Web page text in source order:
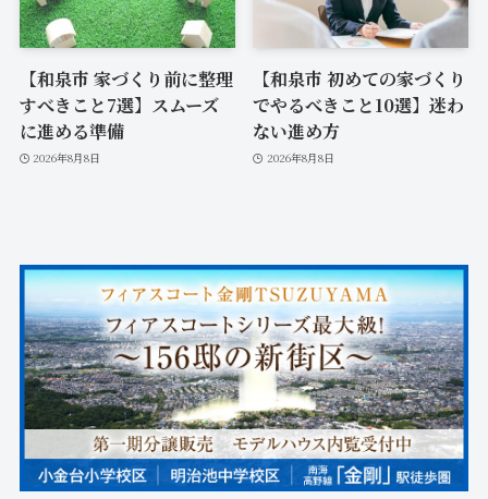
【和泉市 家づくり前に整理
すべきこと7選】スムーズ
に進める準備
2026年8月8日
【和泉市 初めての家づくり
でやるべきこと10選】迷わ
ない進め方
2026年8月8日